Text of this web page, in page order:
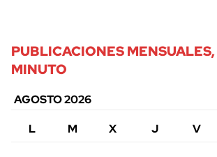
PUBLICACIONES
MINUTO
AGOSTO 2026
L
M X J V